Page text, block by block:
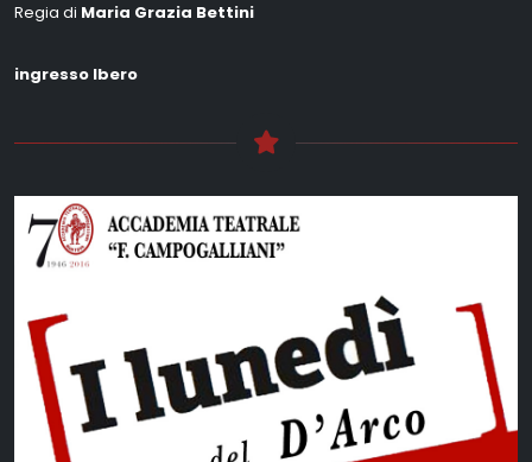
Regia di Maria Grazia Bettini
ingresso lbero